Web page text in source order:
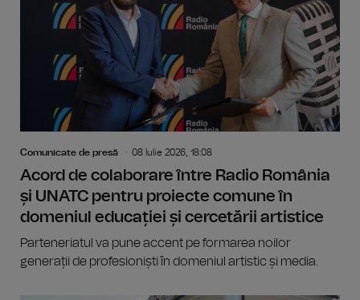
Comunicate de presă 08 Iulie 2026, 18:08
Acord de colaborare între Radio România
și UNATC pentru proiecte comune în
domeniul educației și cercetării artistice
Parteneriatul va pune accent pe formarea noilor
generații de profesioniști în domeniul artistic și media.